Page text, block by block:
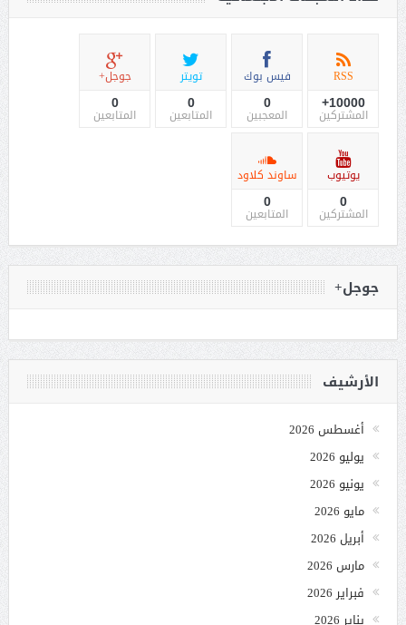
RSS
10000+
المشتركين
فيس بوك
0
المعجبين
تويتر
0
المتابعين
جوجل+
0
المتابعين
يوتيوب
0
المشتركين
ساوند كلاود
0
المتابعين
جوجل+
الأرشيف
أغسطس 2026
يوليو 2026
يونيو 2026
مايو 2026
أبريل 2026
مارس 2026
فبراير 2026
يناير 2026